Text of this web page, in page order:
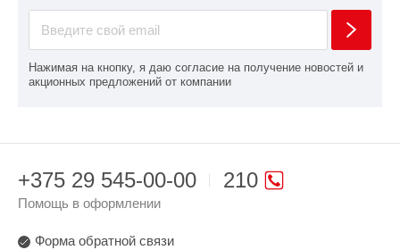
Нажимая на кнопку, я даю согласие на получение новостей и
акционных предложений от компании
210
+375 29 545-00-00
Помощь в оформлении
Форма обратной связи